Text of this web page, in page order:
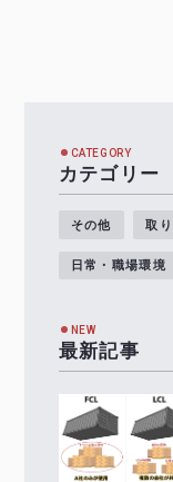
CATEGORY
カテゴリー
その他 取
日常・職場環境
NEW
最新記事